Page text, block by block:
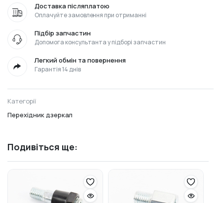
Доставка післяплатою
Оплачуйте замовлення при отриманні
Підбір запчастин
Допомога консультанта у підборі запчастин
Легкий обмін та повернення
Гарантія 14 днів
Категорії
Перехідник дзеркал
Подивіться ще: